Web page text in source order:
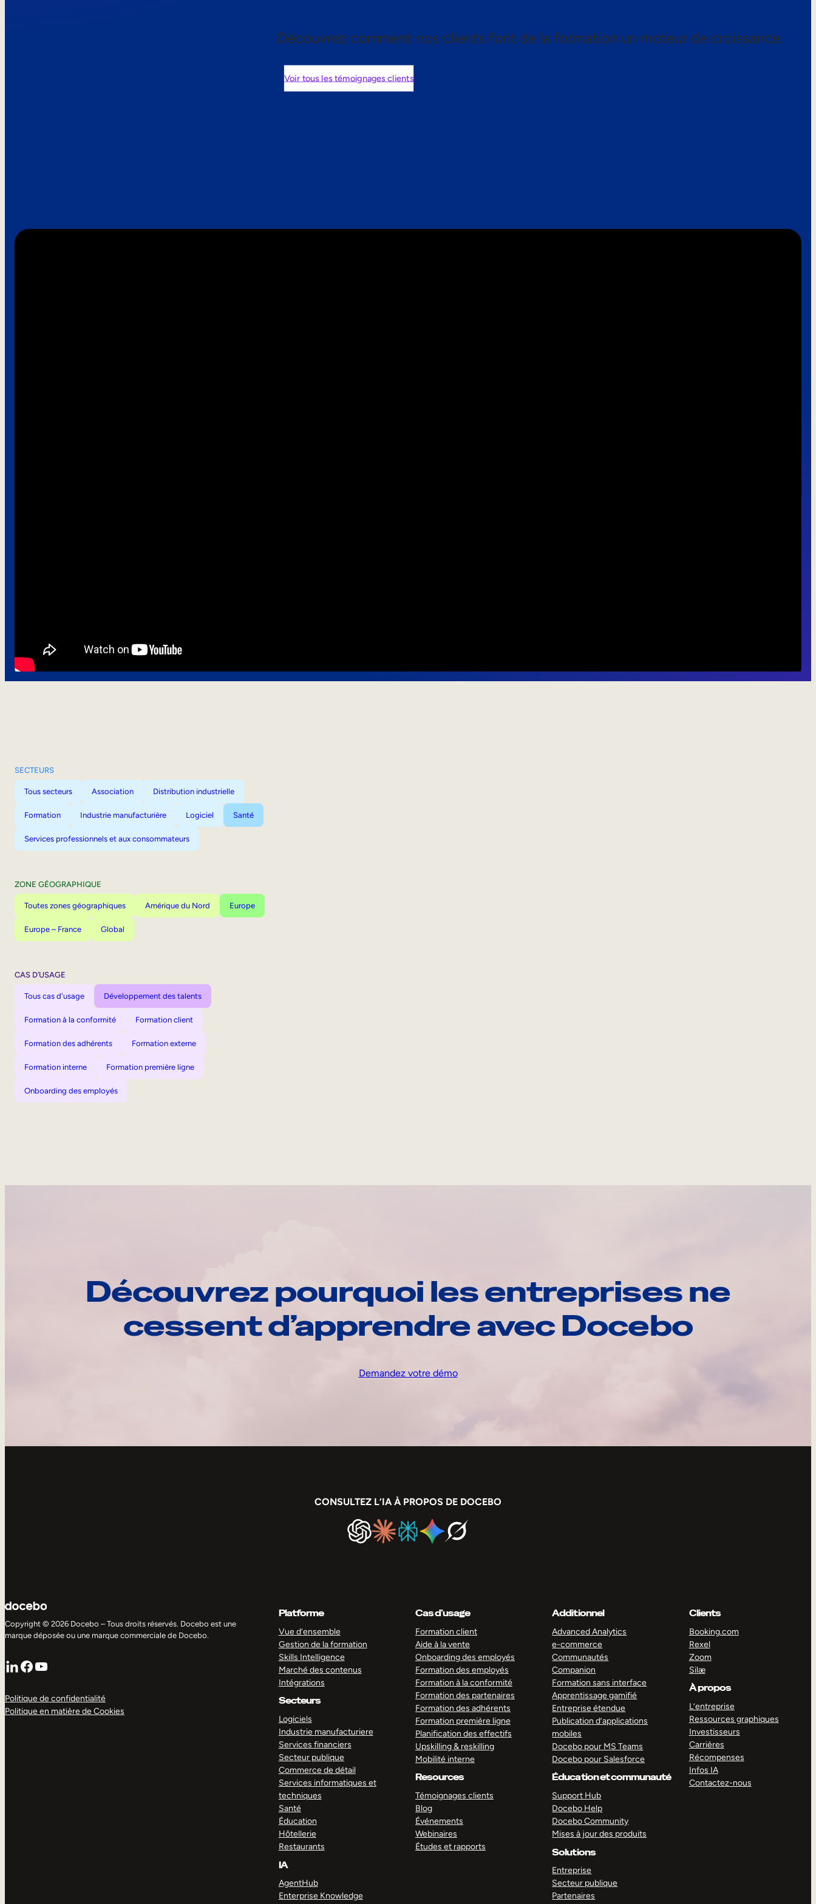
Découvrez comment nos clients font de la formation un moteur de croissance.
Voir tous les témoignages clients
SECTEURS
Tous secteurs Association Distribution industrielle
Formation Industrie manufacturière Logiciel Santé
Services professionnels et aux consommateurs
ZONE GÉOGRAPHIQUE
Toutes zones géographiques Amérique du Nord Europe
Europe – France Global
CAS D’USAGE
Tous cas d'usage Développement des talents
Formation à la conformité Formation client
Formation des adhérents Formation externe
Formation interne Formation première ligne
Onboarding des employés
Découvrez pourquoi les entreprises ne
cessent d’apprendre avec Docebo
Demandez votre démo
CONSULTEZ L’IA À PROPOS DE DOCEBO
Copyright © 2026 Docebo – Tous droits réservés. Docebo est une
marque déposée ou une marque commerciale de Docebo.
LinkedIn
Facebook
YouTube
Politique de confidentialité
Politique en matière de Cookies
Platforme
Vue d’ensemble
Gestion de la formation
Skills Intelligence
Marché des contenus
Intégrations
Secteurs
Logiciels
Industrie manufacturiere
Services financiers
Secteur publique
Commerce de détail
Services informatiques et
techniques
Santé
Éducation
Hôtellerie
Restaurants
IA
AgentHub
Enterprise Knowledge
Cas d’usage
Formation client
Aide à la vente
Onboarding des employés
Formation des employés
Formation à la conformité
Formation des partenaires
Formation des adhérents
Formation première ligne
Planification des effectifs
Upskilling & reskilling
Mobilité interne
Resources
Témoignages clients
Blog
Événements
Webinaires
Études et rapports
Additionnel
Advanced Analytics
e-commerce
Communautés
Companion
Formation sans interface
Apprentissage gamifié
Entreprise étendue
Publication d’applications
mobiles
Docebo pour MS Teams
Docebo pour Salesforce
Éducation et communauté
Support Hub
Docebo Help
Docebo Community
Mises à jour des produits
Solutions
Entreprise
Secteur publique
Partenaires
Clients
Booking.com
Rexel
Zoom
Silæ
À propos
L’entreprise
Ressources graphiques
Investisseurs
Carrières
Récompenses
Infos IA
Contactez-nous